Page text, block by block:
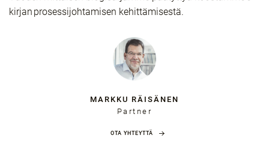
kirjan prosessijohtamisen kehittämisestä.
MARKKU RÄISÄNEN
Partner
OTA YHTEYTTÄ